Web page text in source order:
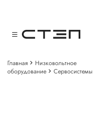
Главная
Низковольтное
оборудование
Сервосистемы